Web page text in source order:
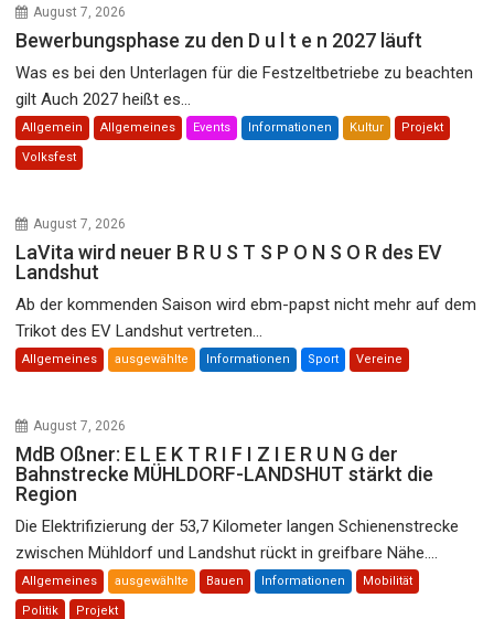
August 7, 2026
Bewerbungsphase zu den D u l t e n 2027 läuft
Was es bei den Unterlagen für die Festzeltbetriebe zu beachten
gilt Auch 2027 heißt es...
Allgemein Allgemeines Events Informationen Kultur Projekt
Volksfest
August 7, 2026
LaVita wird neuer B R U S T S P O N S O R des EV
Landshut
Ab der kommenden Saison wird ebm-papst nicht mehr auf dem
Trikot des EV Landshut vertreten...
Allgemeines ausgewählte Informationen Sport Vereine
August 7, 2026
MdB Oßner: E L E K T R I F I Z I E R U N G der
Bahnstrecke MÜHLDORF-LANDSHUT stärkt die
Region
Die Elektrifizierung der 53,7 Kilometer langen Schienenstrecke
zwischen Mühldorf und Landshut rückt in greifbare Nähe....
Allgemeines ausgewählte Bauen Informationen Mobilität
Politik Projekt